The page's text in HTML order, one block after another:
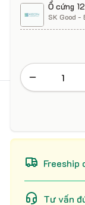
Ổ cứng
SK Good -
Freeship
Tư vấn